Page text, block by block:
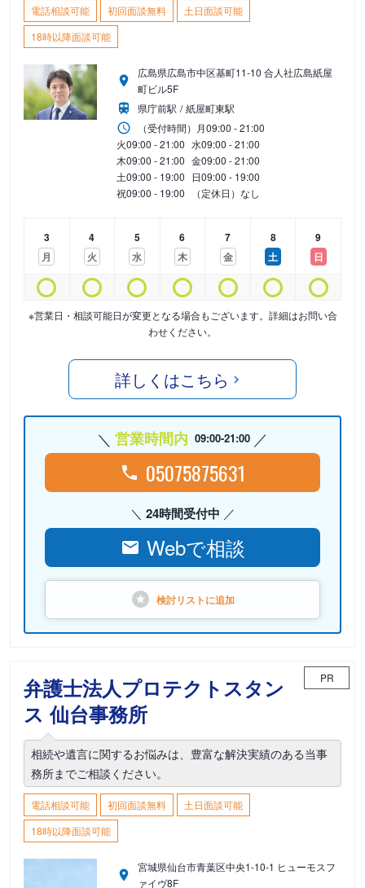
電話相談可能 初回面談無料
土日面談可能
18時以降面談可能
広島県広島市中区基町11-10 合人社広島紙屋
町ビル5F
県庁前駅
紙屋町東駅
（受付時間） 月09:00 - 21:00
火09:00 - 21:00 水09:00 - 21:00
木09:00 - 21:00 金09:00 - 21:00
土09:00 - 19:00 日09:00 - 19:00
祝09:00 - 19:00 （定休日）なし
3
月
4
火
5
水
6
木
7
金
8
土
9
日
※営業日・相談可能日が変更となる場合もございます。詳細はお問い合
わせください。
詳しくはこちら
営業時間内 09:00-21:00
05075875631
24時間受付中
Webで相談
検討リストに追加
弁護士法人プロテクトスタン
ス 仙台事務所
PR
相続や遺言に関するお悩みは、豊富な解決実績のある当事
務所までご相談ください。
電話相談可能 初回面談無料
土日面談可能
18時以降面談可能
宮城県仙台市青葉区中央1-10-1 ヒューモスフ
ァイヴ8F